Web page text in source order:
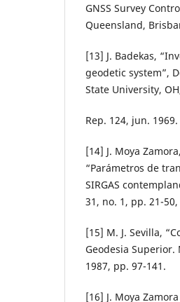
GNSS Survey
Queensland,
[13] J. Badekas,
geodetic system”,
State University,
Rep. 124, jun. 1969.
[14] J. Moya
“Parámetros de
SIRGAS
31, no. 1, pp. 21-
[15] M. J. Sevilla,
Geodesia
1987, pp. 97-141.
[16] J. Moya